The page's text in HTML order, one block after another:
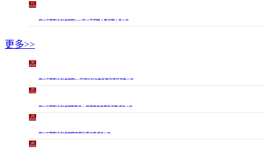
15
2026-
常州工程职业技术学院2026年公开招聘人事代理人员公告
更多>>
30
2026-
常州工程职业技术学院FC存储光纤交换机建设项目采购公告
29
2026-
常州工程职业技术学院新生入学健康体检服务采购成交公告
29
2026-
常州工程职业技术学院监控升级改造成交公告
28
2026-